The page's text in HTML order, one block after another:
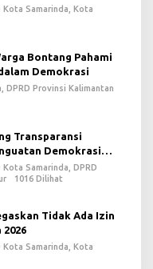
Kota Samarinda, Kota
Bontang Pahami
Demokrasi
DPRD Provinsi Kalimantan
Transparansi
Demokrasi
Kota Samarinda, DPRD
1016 Dilihat
Tidak Ada Izin
2026
Kota Samarinda, Kota